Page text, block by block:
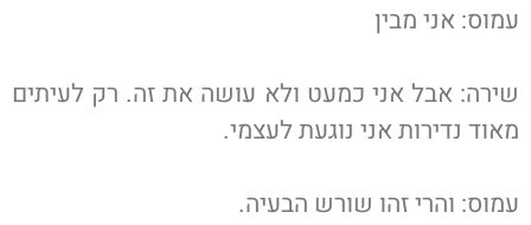
עמוס: אני מבין
שירה: אבל אני כמעט ולא עושה את זה. רק לעיתים
מאוד נדירות אני נוגעת לעצמי.
עמוס: והרי זהו שורש הבעיה.